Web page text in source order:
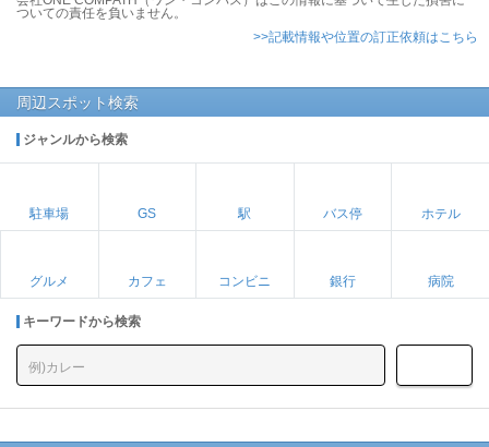
ついての責任を負いません。
>>記載情報や位置の訂正依頼はこちら
周辺スポット検索
ジャンルから検索
駐車場 GS 駅 バス停 ホテル
グルメ カフェ コンビニ 銀行 病院
キーワードから検索